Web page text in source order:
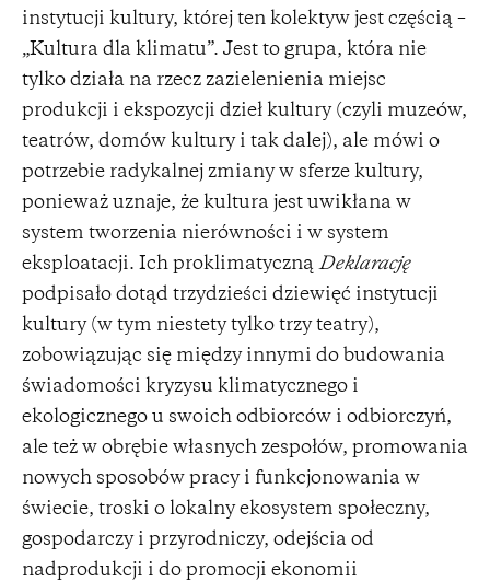
instytucji kultury, której ten kolektyw jest częścią –
„Kultura dla klimatu”. Jest to grupa, która nie
tylko działa na rzecz zazielenienia miejsc
produkcji i ekspozycji dzieł kultury (czyli muzeów,
teatrów, domów kultury i tak dalej), ale mówi o
potrzebie radykalnej zmiany w sferze kultury,
ponieważ uznaje, że kultura jest uwikłana w
system tworzenia nierówności i w system
eksploatacji. Ich proklimatyczną Deklarację
podpisało dotąd trzydzieści dziewięć instytucji
kultury (w tym niestety tylko trzy teatry),
zobowiązując się między innymi do budowania
świadomości kryzysu klimatycznego i
ekologicznego u swoich odbiorców i odbiorczyń,
ale też w obrębie własnych zespołów, promowania
nowych sposobów pracy i funkcjonowania w
świecie, troski o lokalny ekosystem społeczny,
gospodarczy i przyrodniczy, odejścia od
nadprodukcji i do promocji ekonomii